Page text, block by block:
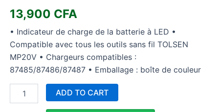
13,900 CFA
• Indicateur de charge de la batterie à LED •
Compatible avec tous les outils sans fil TOLSEN
MP20V • Chargeurs compatibles :
87485/87486/87487 • Emballage : boîte de couleur
ADD TO CART